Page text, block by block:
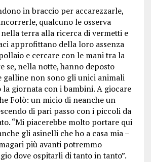
in braccio per accarezzarle,
qualcuno le osserva
terra alla ricerca di vermetti e
approfittano della loro assenza
e cercare con le mani tra la
se, nella notte, hanno deposto
galline non sono gli unici animali
la giornata con i bambini. A giocare
Folò: un micio di neanche un
di pari passo con i piccoli da
“Mi piacerebbe molto portare qui
gli asinelli che ho a casa mia –
più avanti potremmo
dove ospitarli di tanto in tanto”.